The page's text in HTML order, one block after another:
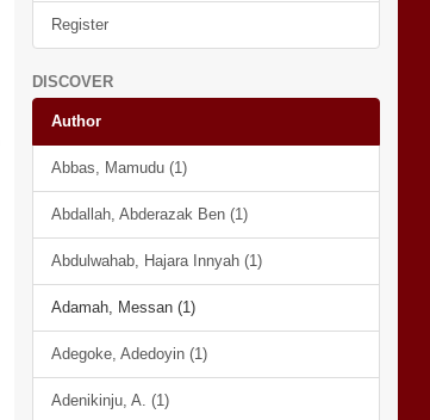
Register
DISCOVER
Author
Abbas, Mamudu (1)
Abdallah, Abderazak Ben (1)
Abdulwahab, Hajara Innyah (1)
Adamah, Messan (1)
Adegoke, Adedoyin (1)
Adenikinju, A. (1)